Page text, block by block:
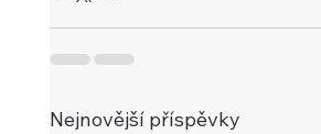
Nejnovější příspěvky